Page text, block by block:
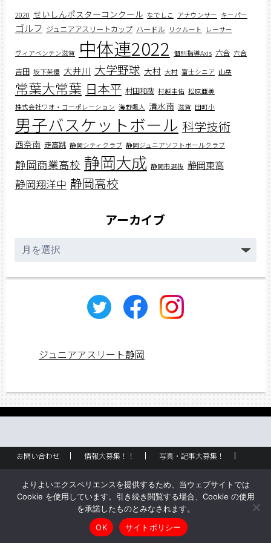
2020 せいしんポスターコンクール なでしこ アナウンサー キーパー
ゴルフ ジュニアアスリートカップ ハードル リクルート レーサー
ヴィアベンテン滋賀 中体連2022 個別指導Axis 六合 六合
吉田 坂下茉優 大井川 大学野球 大村 大村 富士シニア 山岳
常葉大常葉 日本平 村田和哉 村越圭佑 松原亜美
株式会社ワオ・コーポレーション 海野颯人 清水南 滋賀 田町小
男子バスケットボール 科学技術
西奈南 走高跳 静岡シティクラブ 静岡ジュニアソフトボールクラブ
静岡商業高校 静岡大成 静岡市選抜 静岡東高
静岡翔洋中 静岡高校
アーカイブ
ー
ジュニアアスリート静岡
お問い合わせ 情報大募集！！
写真・記事大募集！
企業情報
創刊のご挨拶 サイトポリシー
Copyright © ジュニアアスリート静岡 All rights reserved.
よりよいエクスペリエンスを提供するため、当ウェブサイトでは
Cookie を使用しています。引き続き閲覧する場合、Cookie の使用
を承諾したものとみなされます。
OK
サイトポリシー